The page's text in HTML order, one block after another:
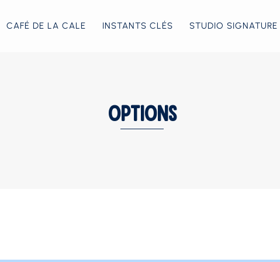
CAFÉ DE LA CALE INSTANTS CLÉS STUDIO SIGNATURE
Options